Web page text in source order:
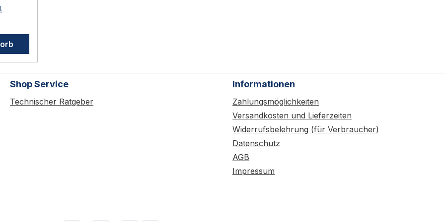
für
Shop Service
Technischer Ratgeber
Informationen
Zahlungsmöglichkeiten
Versandkosten und Lieferzeiten
Widerrufsbelehrung (für Verbraucher)
Datenschutz
AGB
Impressum